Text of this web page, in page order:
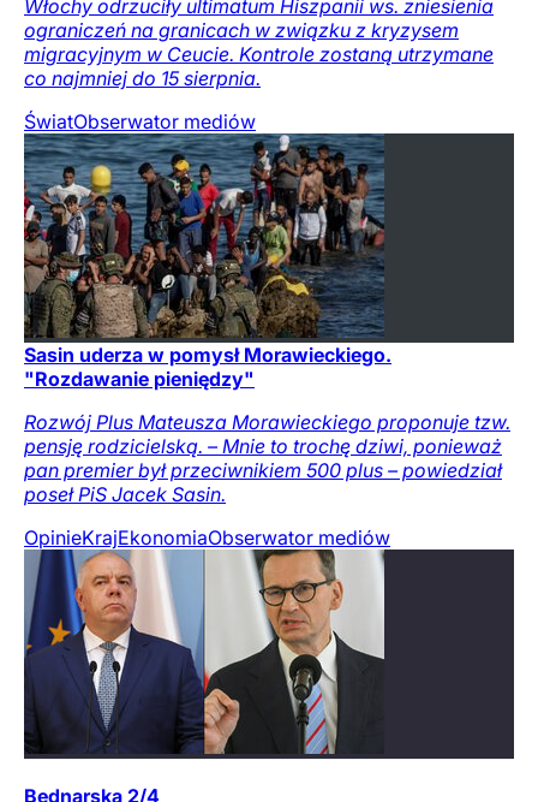
Włochy odrzuciły ultimatum Hiszpanii ws. zniesienia
ograniczeń na granicach w związku z kryzysem
migracyjnym w Ceucie. Kontrole zostaną utrzymane
co najmniej do 15 sierpnia.
ŚwiatObserwator mediów
Sasin uderza w pomysł Morawieckiego.
"Rozdawanie pieniędzy"
Rozwój Plus Mateusza Morawieckiego proponuje tzw.
pensję rodzicielską. – Mnie to trochę dziwi, ponieważ
pan premier był przeciwnikiem 500 plus – powiedział
poseł PiS Jacek Sasin.
OpinieKrajEkonomiaObserwator mediów
Bednarska 2/4